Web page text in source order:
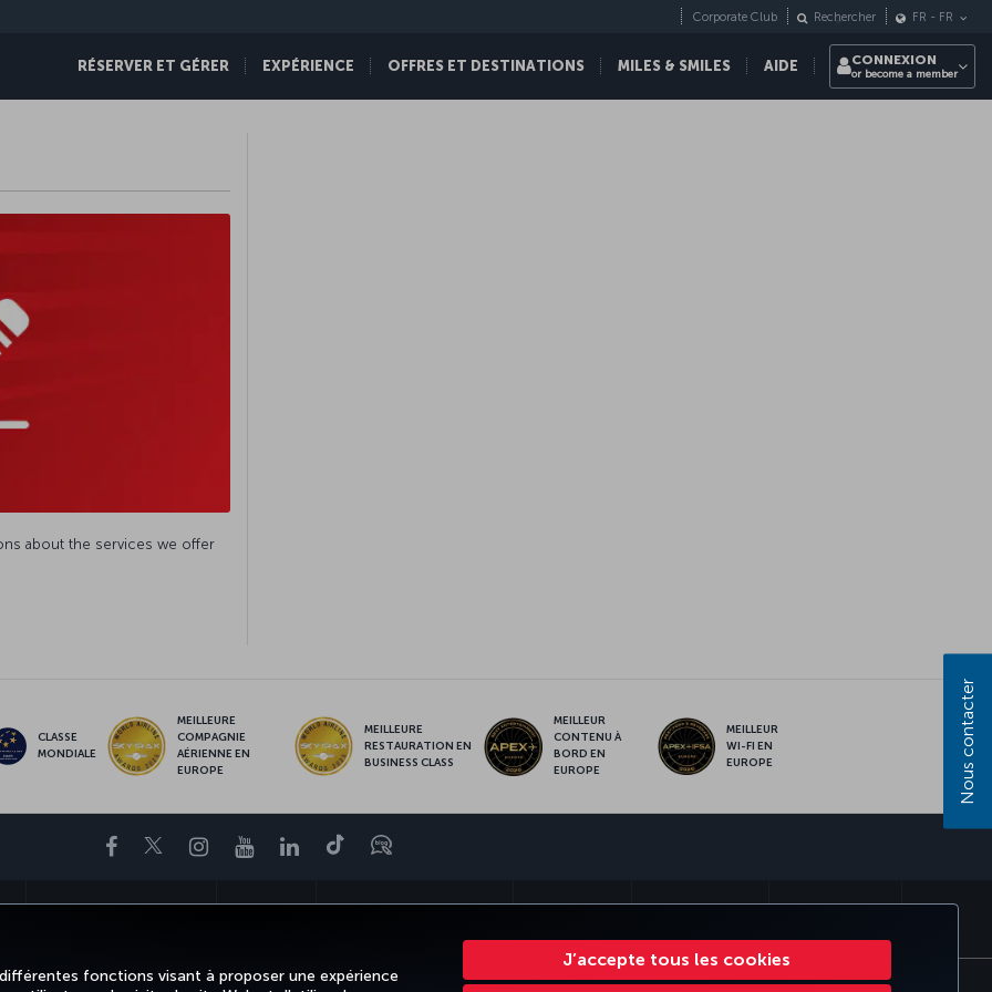
fonctions visant à proposer une expérience
J’accepte tous les cookies
RÉSERVER ET GÉRER EXPÉRIENCE OFFRES ET DESTINATIONS MILES & SMILES AIDE
Corporate Club Rechercher FR - FR
CONNEXION
or become a member
about the services we offer
CLASSE
MONDIALE
MEILLEURE
COMPAGNIE
AÉRIENNE EN
EUROPE
MEILLEURE
RESTAURATION EN
BUSINESS CLASS
MEILLEUR
CONTENU À
BORD EN
EUROPE
MEILLEUR
WI-FI EN
EUROPE
Facebook
TwitterInstagram
YouTubeLinkedIn
TiktokBlog
Nous contacter